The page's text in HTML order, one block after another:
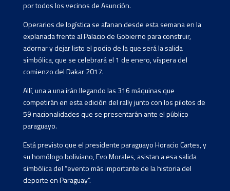
por todos los vecinos de Asunción.
Operarios de logística se afanan desde esta semana en la
explanada frente al Palacio de Gobierno para construir,
adornar y dejar listo el podio de la que será la salida
simbólica, que se celebrará el 1 de enero, víspera del
comienzo del Dakar 2017.
Allí, una a una irán llegando las 316 máquinas que
competirán en esta edición del rally junto con los pilotos de
59 nacionalidades que se presentarán ante el público
paraguayo.
Está previsto que el presidente paraguayo Horacio Cartes, y
su homólogo boliviano, Evo Morales, asistan a esa salida
simbólica del “evento más importante de la historia del
deporte en Paraguay”.